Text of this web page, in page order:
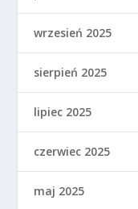
wrzesień 2025
sierpień 2025
lipiec 2025
czerwiec 2025
maj 2025